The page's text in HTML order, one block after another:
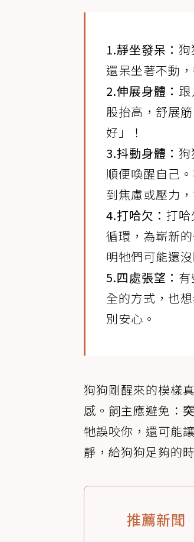
1.靜坐發呆：
還呆坐著不動
2.伸展身體：
股抬高，舒展
好」！
3.抖動身體：
順便喚醒自己
到焦慮或壓力
4.打哈欠： 打
循環，為嶄新
明牠們可能還沒
5.四處張望：
全的方式，也
別安心。
狗狗剛醒來的模樣
感。飼主應避免：
牠誤咬你，還可能
靜，給狗狗足夠的
推薦新聞